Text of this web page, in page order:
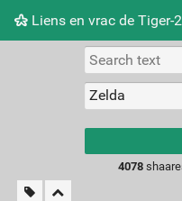
Liens en vrac de Tiger-
Picture wall
4078